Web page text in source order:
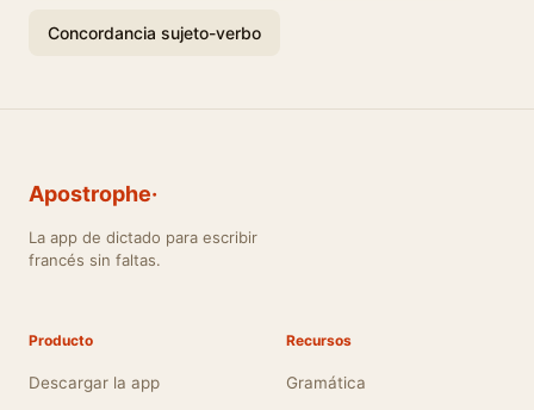
Concordancia sujeto-verbo
Apostrophe·
La app de dictado para escribir
francés sin faltas.
Producto
Descargar la app
Recursos
Gramática